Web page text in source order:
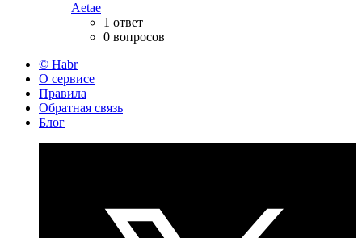
Aetae
1 ответ
0 вопросов
© Habr
О сервисе
Правила
Обратная связь
Блог